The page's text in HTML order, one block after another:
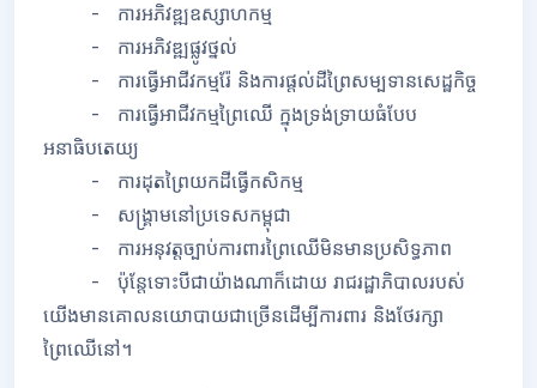
- ការអភិវឌ្ឍឧស្សាហកម្ម
- ការអភិវឌ្ឍផ្លូវថ្នល់
- ការធ្វើអាជីវកម្មរ៉ែ និងការផ្តល់ដីព្រៃសម្បទានសេដ្ឋកិច្ច
- ការធ្វើអាជីវកម្មព្រៃឈើ ក្នុងទ្រង់ទ្រាយធំបែប
អនាធិបតេយ្យ
- ការដុតព្រៃយកដីធ្វើកសិកម្ម
- សង្រ្គាមនៅប្រទេសកម្ពុជា
- ការអនុវត្តច្បាប់ការពារព្រៃឈើមិនមានប្រសិទ្ធភាព
- ប៉ុន្តែទោះបីជាយ៉ាងណាក៏ដោយ រាជរដ្ឋាភិបាលរបស់
យើងមានគោលនយោបាយជាច្រើនដើម្បីការពារ និងថែរក្សា
ព្រៃឈើនៅ។